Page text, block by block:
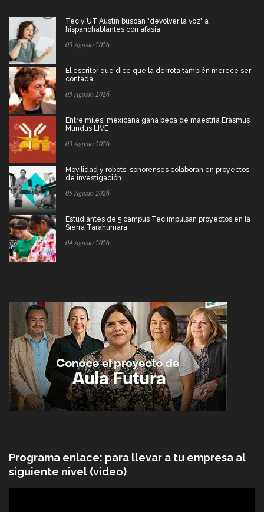
Tec y UT Austin buscan "devolver la voz" a
hispanohablantes con afasia
05 Agosto 2026
El escritor que dice que la derrota también merece ser
contada
05 Agosto 2026
Entre miles: mexicana gana beca de maestría Erasmus
Mundus LIVE
05 Agosto 2026
Movilidad y robots: sonorenses colaboran en proyectos
de investigación
05 Agosto 2026
Estudiantes de 5 campus Tec impulsan proyectos en la
Sierra Tarahumara
04 Agosto 2026
Programa enlace: para llevar a tu empresa al
siguiente nivel (video)